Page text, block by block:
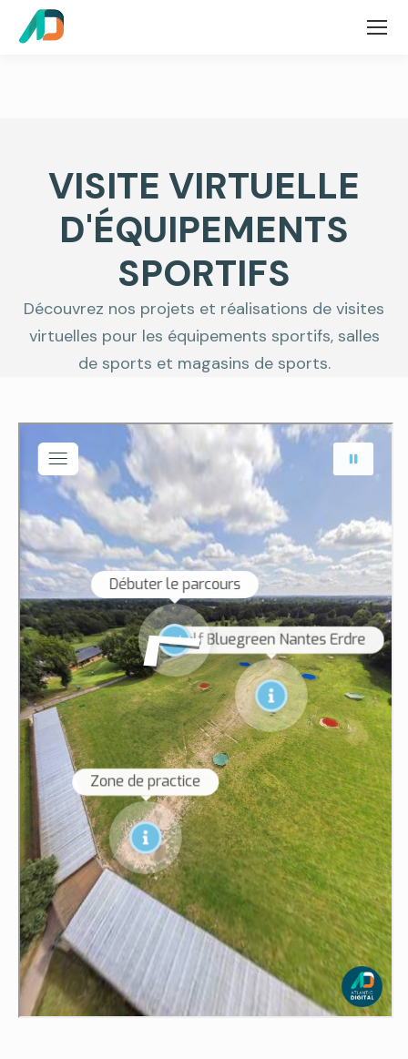
VISITE VIRTUELLE
D'ÉQUIPEMENTS
SPORTIFS
Découvrez nos projets et réalisations de visites
virtuelles pour les équipements sportifs, salles
de sports et magasins de sports.